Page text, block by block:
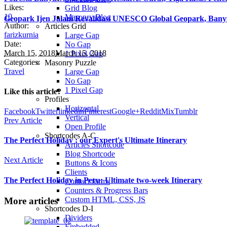
Geopark Ijen Jalani Revalidasi UNESCO Global Geopark,
Grid Blog
Masonry Blog
Articles Grid
Large Gap
No Gap
1 Pixel Gap
Masonry Puzzle
Large Gap
No Gap
1 Pixel Gap
Profiles
Horizontal
Vertical
Open Profile
Shortcodes A-C
Articles Shortcode
Blog Shortcode
Buttons & Icons
Clients
Contact forms
Counters & Progress Bars
Custom HTML, CSS, JS
Shortcodes D-I
Dividers
Likes:
10
Author:
farizkurnia
Date:
March 15, 2018March 15, 2018
Categories:
Travel
Like this article?
FacebookTwitterlinkedinPinterestGoogle+RedditMixTumblr
Prev Article
The Perfect Holiday : our Expert's Ultimate Itinerary
Next Article
The Perfect Holiday in Peru: Ultimate two-week Itinerary
More articles